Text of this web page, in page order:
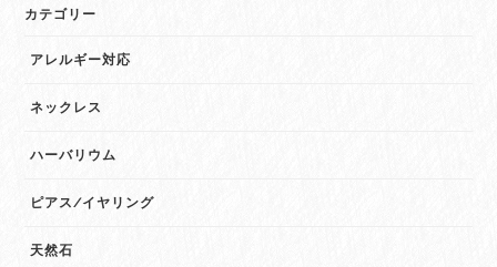
カテゴリー
アレルギー対応
ネックレス
ハーバリウム
ピアス/イヤリング
天然石